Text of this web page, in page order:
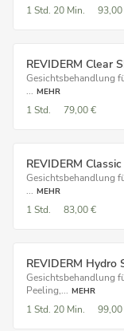
1 Std. 20 Min.
REVIDERM Clear
Gesichtsbehandlung
... MEHR
1 Std. 79,00 €
REVIDERM
Gesichtsbehandlung
... MEHR
1 Std. 83,00 €
REVIDERM Hydro
Gesichtsbehandlung
Peeling,... MEHR
1 Std. 20 Min.